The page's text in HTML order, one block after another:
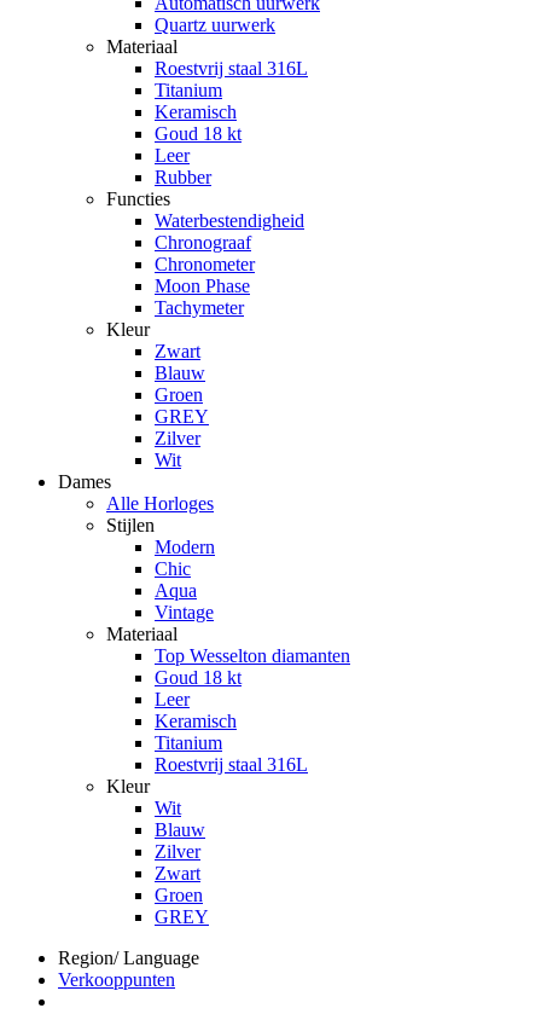
Quartz uurwerk
Materiaal
Roestvrij staal 316L
Titanium
Keramisch
Goud 18 kt
Leer
Rubber
Functies
Waterbestendigheid
Chronograaf
Chronometer
Moon Phase
Tachymeter
Kleur
Zwart
Blauw
Groen
GREY
Zilver
Wit
Dames
Alle Horloges
Stijlen
Modern
Chic
Aqua
Vintage
Materiaal
Top Wesselton diamanten
Goud 18 kt
Leer
Keramisch
Titanium
Roestvrij staal 316L
Kleur
Wit
Blauw
Zilver
Zwart
Groen
GREY
Region/ Language
Verkooppunten